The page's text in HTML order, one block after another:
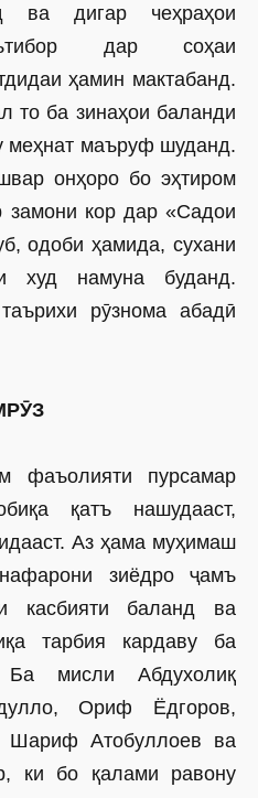
ва дигар чеҳраҳои
дар соҳаи
ҳамин мактабанд.
то ба зинаҳои баланди
меҳнат маъруф шуданд.
онҳоро бо эҳтиром
замони кор дар «Садои
одоби ҳамида, сухани
худ намуна буданд.
рӯзнома абадӣ
фаъолияти пурсамар
қатъ нашудааст,
Аз ҳама муҳимаш
зиёдро ҷамъ
касбияти баланд ва
тарбия кардаву ба
Ба мисли Абдухолиқ
Ориф Ёдгоров,
Шариф Атобуллоев ва
ки бо қалами равону